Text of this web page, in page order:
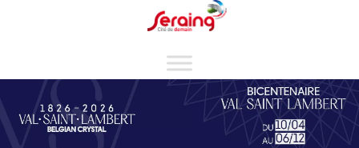
Cookies management panel